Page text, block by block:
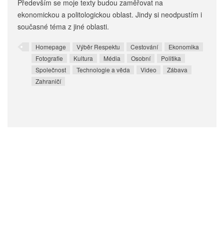
Především se moje texty budou zaměřovat na
ekonomickou a politologickou oblast. Jindy si neodpustím i
současné téma z jiné oblasti.
Homepage Výběr Respektu Cestování
Ekonomika
Fotografie
Kultura Média Osobní
Politika
Společnost
Technologie a věda Video
Zábava
Zahraničí